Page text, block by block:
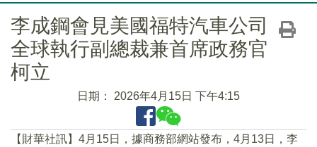
李成鋼會見美國福特汽車公司
全球執行副總裁兼首席政務官
柯立
日期： 2026年4月15日 下午4:15
【財華社訊】4月15日，據商務部網站發布，4月13日，李